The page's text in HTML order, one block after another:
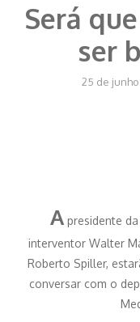
Será
ser
25 de junho
A presidente
interventor Walter
Roberto Spiller,
conversar com o